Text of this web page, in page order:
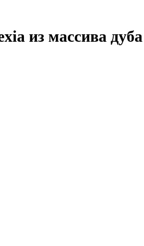
из массива дуба